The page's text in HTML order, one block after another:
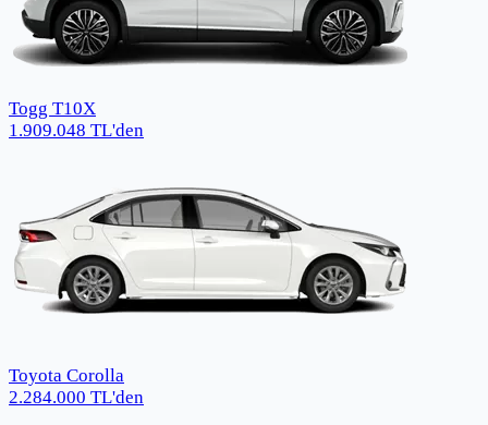
Togg T10X
1.909.048 TL'den
Toyota Corolla
2.284.000 TL'den